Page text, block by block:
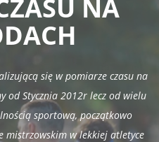
NA
się w pomiarze czasu na
od Stycznia 2012r lecz od wielu
sportową, początkowo
mistrzowskim w lekkiej atletyce